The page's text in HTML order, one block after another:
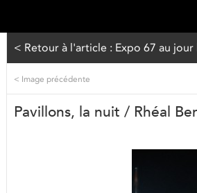
< Retour à l'article : Expo 67 au jour
< Image précédente
Pavillons, la nuit / Rhéal